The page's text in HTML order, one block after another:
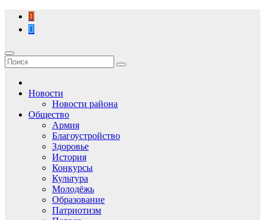
Перейти
содержимому
Новости
Новости района
Общество
Армия
Благоустройство
Здоровье
История
Конкурсы
Культура
Молодёжь
Образование
Патриотизм